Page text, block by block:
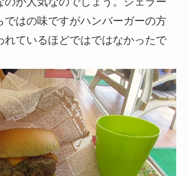
ではの味ですがハンバーガーの方
れているほどではではなかったで